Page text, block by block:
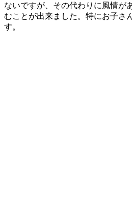
ないですが、その代わりに風情が
むことが出来ました。特にお子さ
す。